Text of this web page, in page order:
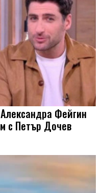
Фейгин
с Петър Дочев